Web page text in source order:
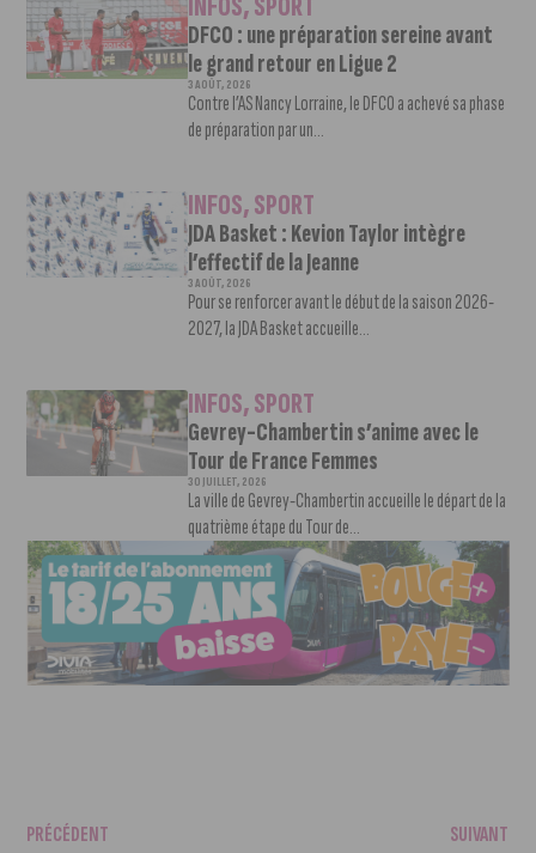
INFOS,SPORT
DFCO : une préparation sereine avant
le grand retour en Ligue 2
3 AOÛT, 2026
Contre l’AS Nancy Lorraine, le DFCO a achevé sa phase
de préparation par un...
INFOS,SPORT
JDA Basket : Kevion Taylor intègre
l’effectif de la Jeanne
3 AOÛT, 2026
Pour se renforcer avant le début de la saison 2026-
2027, la JDA Basket accueille...
INFOS,SPORT
Gevrey-Chambertin s’anime avec le
Tour de France Femmes
30 JUILLET, 2026
La ville de Gevrey-Chambertin accueille le départ de la
quatrième étape du Tour de...
PRÉCÉDENT SUIVANT